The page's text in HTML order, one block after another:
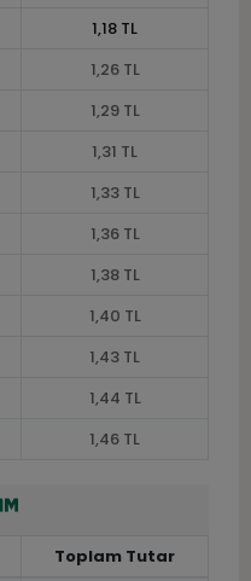
1,18 TL
1,26 TL
1,29 TL
1,31 TL
1,33 TL
1,36 TL
1,38 TL
1,40 TL
1,43 TL
1,44 TL
1,46 TL
Toplam Tutar